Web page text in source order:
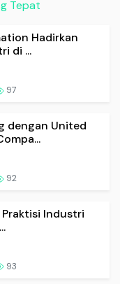
Tepat
Hadirkan
di ...
97
dengan United
92
Industri
93